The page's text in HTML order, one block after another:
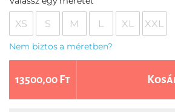
XS S M L XL XXL
Nem biztos a méretben?
13500,00 Ft